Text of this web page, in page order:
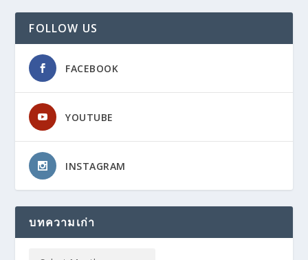
FOLLOW US
FACEBOOK
YOUTUBE
INSTAGRAM
บทความเก่า